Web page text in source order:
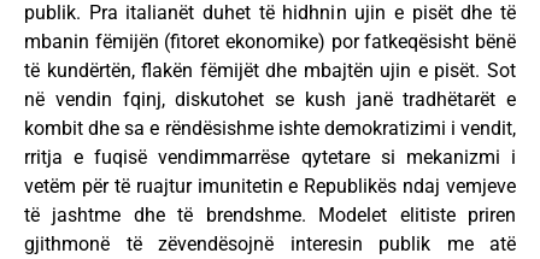
publik. Pra italianët duhet të hidhnin ujin e pisët dhe të
mbanin fëmijën (fitoret ekonomike) por fatkeqësisht bënë
të kundërtën, flakën fëmijët dhe mbajtën ujin e pisët. Sot
në vendin fqinj, diskutohet se kush janë tradhëtarët e
kombit dhe sa e rëndësishme ishte demokratizimi i vendit,
rritja e fuqisë vendimmarrëse qytetare si mekanizmi i
vetëm për të ruajtur imunitetin e Republikës ndaj vemjeve
të jashtme dhe të brendshme. Modelet elitiste priren
gjithmonë të zëvendësojnë interesin publik me atë